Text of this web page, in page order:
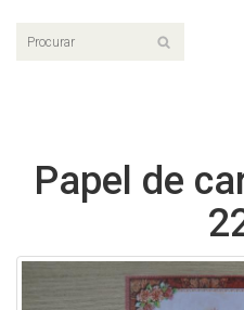
Papel de